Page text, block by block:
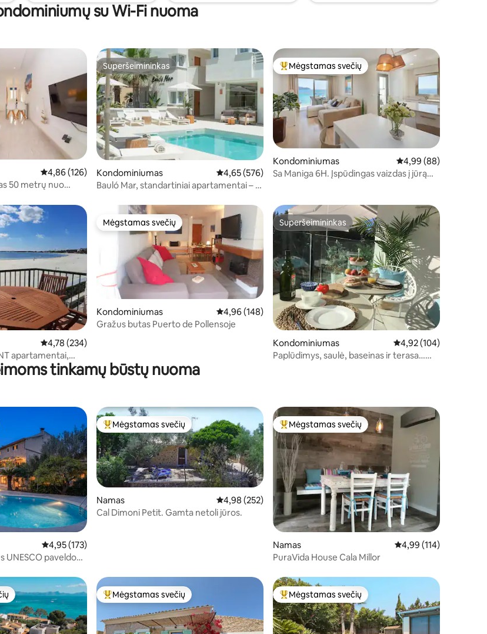
su Wi-Fi nuoma
177Vidutinis įvertinimas: 4,86 iš 5, atsiliepimų: 126
4,86 (126)
50 metrų nuo
Superšeimininkas
Superšeimininkas
Kondominiumas Vidutinis įvertinimas: 4,65 iš 5, atsiliepimų: 576
4,65 (576)
Bauló Mar, standartiniai apartamentai – 1
Svečių mėgstamiausias
Mėgstamas svečių
Kondominiumas Vidutinis įvertinimas:
4,99 (88)
Sa Maniga 6H. Įspūdingas vaizdas į jūrą
73
Vidutinis įvertinimas: 4,78 iš 5, atsiliepimų: 234
4,78 (234)
apartamentai,
Mėgstamas svečių
Mėgstamas svečių
Kondominiumas Vidutinis įvertinimas: 4,96 iš 5, atsiliepimų: 148
4,96 (148)
Gražus butas Puerto de Pollensoje
Superšeimininkas
Superšeimininkas
Kondominiumas Vidutinis įvertinimas:
4,92 (104)
Paplūdimys, saulė, baseinas ir terasa…
tinkamų būstų nuoma
8
Vidutinis įvertinimas: 4,95 iš 5, atsiliepimų: 173
4,95 (173)
UNESCO paveldo
Svečių mėgstamiausias
Mėgstamas svečių
Namas Vidutinis įvertinimas: 4,98 iš 5, atsiliepimų: 252
4,98 (252)
Cal Dimoni Petit. Gamta netoli jūros.
Svečių mėgstamiausias
Mėgstamas svečių
Namas Vidutinis įvertinimas:
4,99 (114)
PuraVida House Cala Millor
Svečių mėgstamiausias
Mėgstamas svečių Svečių mėgstamiausias
Mėgstamas svečių